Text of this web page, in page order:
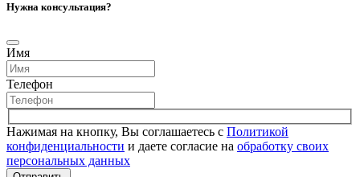
Нужна консультация?
Имя
Телефон
Нажимая на кнопку, Вы соглашаетесь с Политикой
конфиденциальности и даете согласие на обработку своих
персональных данных